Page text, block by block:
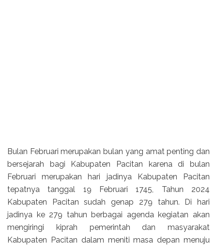
Bulan Februari merupakan bulan yang amat penting dan
bersejarah bagi Kabupaten Pacitan karena di bulan
Februari merupakan hari jadinya Kabupaten Pacitan
tepatnya tanggal 19 Februari 1745, Tahun 2024
Kabupaten Pacitan sudah genap 279 tahun. Di hari
jadinya ke 279 tahun berbagai agenda kegiatan akan
mengiringi kiprah pemerintah dan masyarakat
Kabupaten Pacitan dalam meniti masa depan menuju